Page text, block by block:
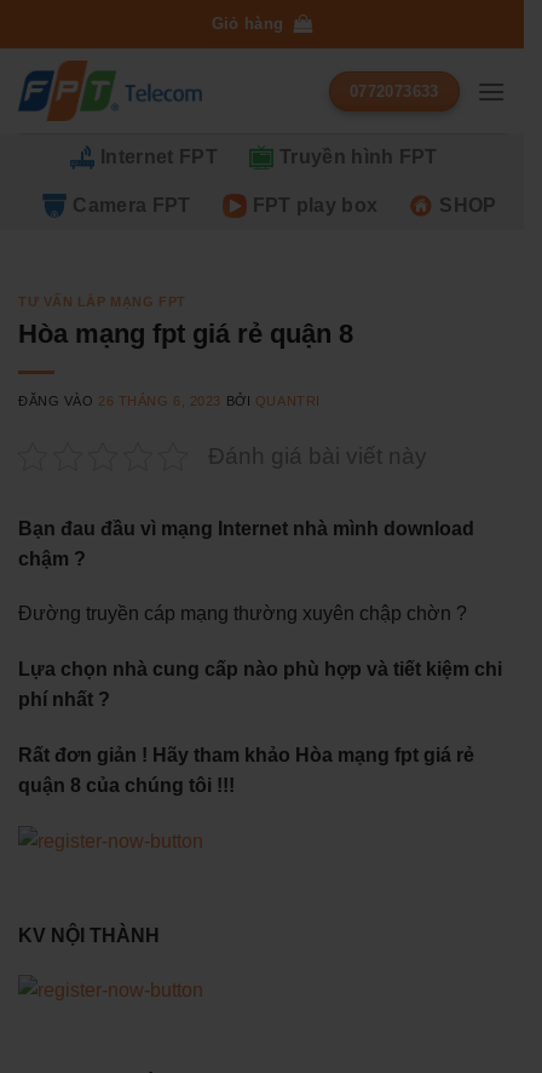
qua
dung
Giỏ hàng
0772073633
Internet FPT Truyền hình FPT
Camera FPT FPT play box SHOP
TƯ VẤN LẮP MẠNG FPT
Hòa mạng fpt giá rẻ quận 8
ĐĂNG VÀO 26 THÁNG 6, 2023 BỞI QUANTRI
Đánh giá bài viết này
Bạn đau đầu vì mạng Internet nhà mình download
chậm ?
Đường truyền cáp mạng thường xuyên chập chờn ?
Lựa chọn nhà cung cấp nào phù hợp và tiết kiệm chi
phí nhất ?
Rất đơn giản ! Hãy tham khảo Hòa mạng fpt giá rẻ
quận 8 của chúng tôi !!!
KV NỘI THÀNH